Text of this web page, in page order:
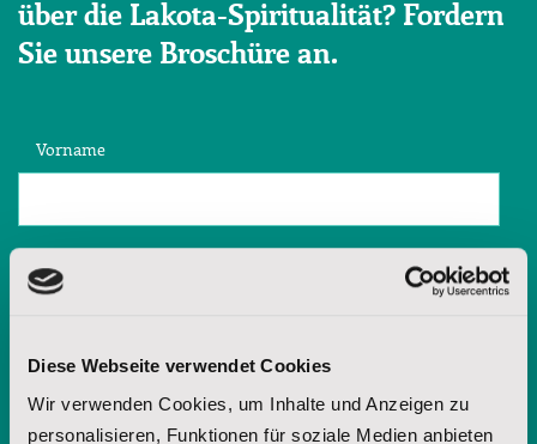
Diese Webseite verwendet Cookies
Wir verwenden Cookies, um Inhalte und Anzeigen zu
personalisieren, Funktionen für soziale Medien anbieten
über die Lakota-Spiritualität? Fordern
Sie unsere Broschüre an.
Vorname
E-Mail-Adresse